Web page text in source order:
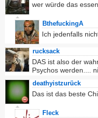
wer würde das
BthefuckingA
Ich jedenfalls
rucksack
DAS ist also der
Psychos werden....
deathyistzurück
Das ist das beste
Fleck